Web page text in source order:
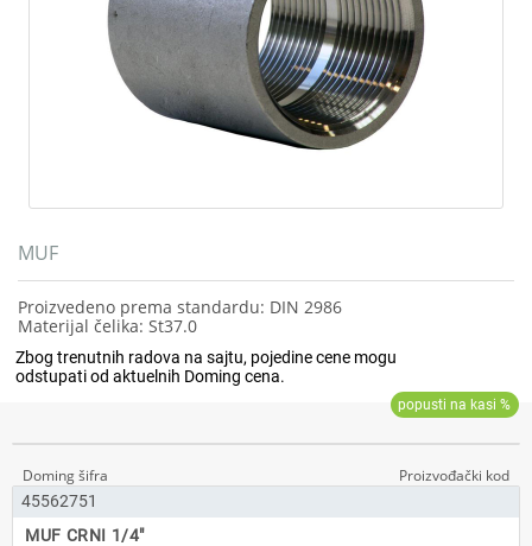
MUF
Proizvedeno prema standardu: DIN 2986
Materijal čelika: St37.0
45562751
MUF CRNI 1/4"